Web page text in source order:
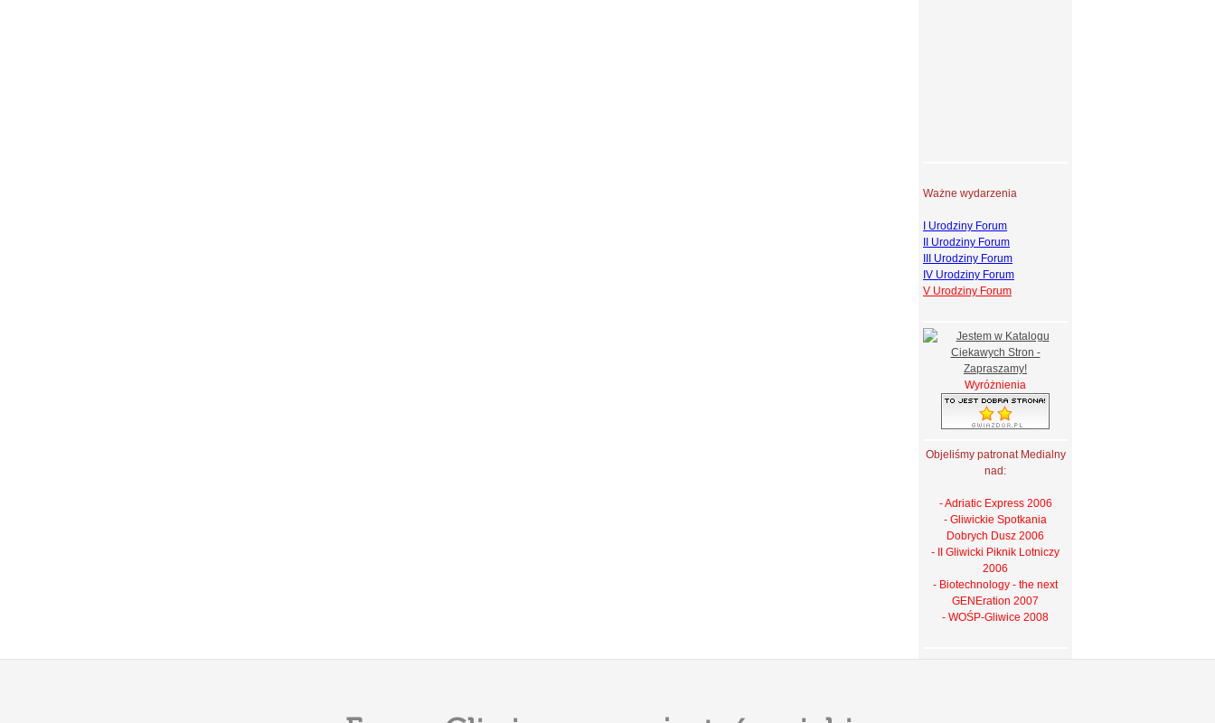
Ważne wydarzenia
I Urodziny Forum
II Urodziny Forum
III Urodziny Forum
IV Urodziny Forum
V Urodziny Forum
Wyróżnienia
Objeliśmy patronat Medialny
nad:
- Adriatic Express 2006
- Gliwickie Spotkania
Dobrych Dusz 2006
- II Gliwicki Piknik Lotniczy
2006
- Biotechnology - the next
GENEration 2007
- WOŚP-Gliwice 2008